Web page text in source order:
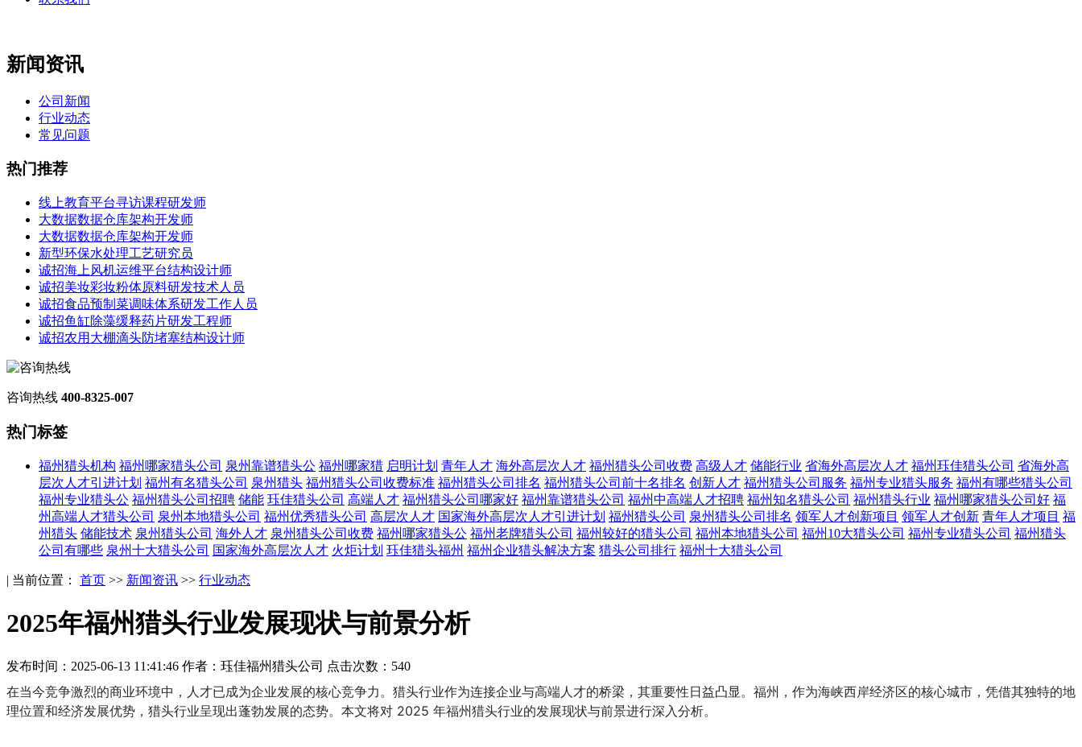
新闻资讯
公司新闻
行业动态
常见问题
热门推荐
线上教育平台寻访课程研发师
大数据数据仓库架构开发师
大数据数据仓库架构开发师
新型环保水处理工艺研究员
诚招海上风机运维平台结构设计师
诚招美妆彩妆粉体原料研发技术人员
诚招食品预制菜调味体系研发工作人员
诚招鱼缸除藻缓释药片研发工程师
诚招农用大棚滴头防堵塞结构设计师
咨询热线 400-8325-007
热门标签
福州猎头机构 福州哪家猎头公司 泉州靠谱猎头公 福州哪家猎 启明计划 青年人才 海外高层次人才 福州猎头公司收费 高级人才 储能行业 省海外高层次人才 福州珏佳猎头公司 省海外高
层次人才引进计划 福州有名猎头公司 泉州猎头 福州猎头公司收费标准 福州猎头公司排名 福州猎头公司前十名排名 创新人才 福州猎头公司服务 福州专业猎头服务 福州有哪些猎头公司
福州专业猎头公 福州猎头公司招聘 储能 珏佳猎头公司 高端人才 福州猎头公司哪家好 福州靠谱猎头公司 福州中高端人才招聘 福州知名猎头公司 福州猎头行业 福州哪家猎头公司好 福
州高端人才猎头公司 泉州本地猎头公司 福州优秀猎头公司 高层次人才 国家海外高层次人才引进计划 福州猎头公司 泉州猎头公司排名 领军人才创新项目 领军人才创新 青年人才项目 福
州猎头 储能技术 泉州猎头公司 海外人才 泉州猎头公司收费 福州哪家猎头公 福州老牌猎头公司 福州较好的猎头公司 福州本地猎头公司 福州10大猎头公司 福州专业猎头公司 福州猎头
公司有哪些 泉州十大猎头公司 国家海外高层次人才 火炬计划 珏佳猎头福州 福州企业猎头解决方案 猎头公司排行 福州十大猎头公司
| 当前位置： 首页 >> 新闻资讯 >> 行业动态
2025年福州猎头行业发展现状与前景分析
发布时间：2025-06-13 11:41:46 作者：珏佳福州猎头公司 点击次数：540
在当今竞争激烈的商业环境中，人才已成为企业发展的核心竞争力。猎头行业作为连接企业与高端人才的桥梁，其重要性日益凸显。福州，作为海峡西岸经济区的核心城市，凭借其独特的地
理位置和经济发展优势，猎头行业呈现出蓬勃发展的态势。本文将对 2025 年福州猎头行业的发展现状与前景进行深入分析。